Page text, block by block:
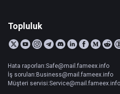
Topluluk
Hata raporları:Safe@mail.fameex.info
İş soruları:Business@mail.fameex.info
Müşteri servisi:Service@mail.fameex.info